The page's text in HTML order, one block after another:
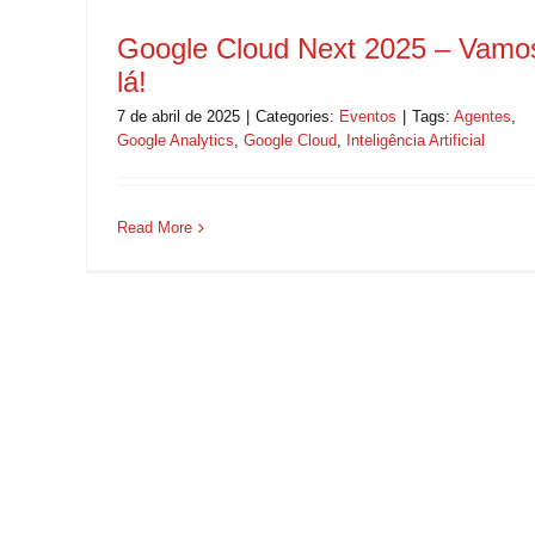
Google Cloud Next 2025 –
lá!
7 de abril de 2025 Categories: Eventos Tags: Agentes,
Google Analytics, Google Cloud, Inteligência Artificial
Read More